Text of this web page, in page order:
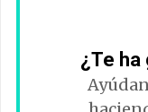
¿Te